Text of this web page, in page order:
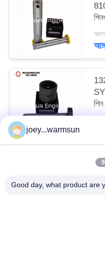
joey...warmsun
Good day, what product are